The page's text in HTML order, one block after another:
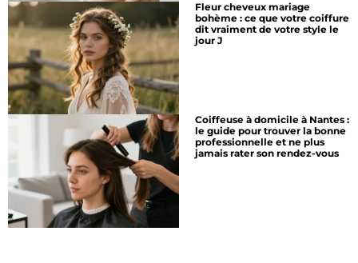
Fleur cheveux mariage
bohème : ce que votre coiffure
dit vraiment de votre style le
jour J
Coiffeuse à domicile à Nantes :
le guide pour trouver la bonne
professionnelle et ne plus
jamais rater son rendez-vous